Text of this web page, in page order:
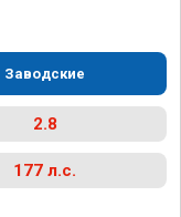
Заводские
2.8
177 л.с.